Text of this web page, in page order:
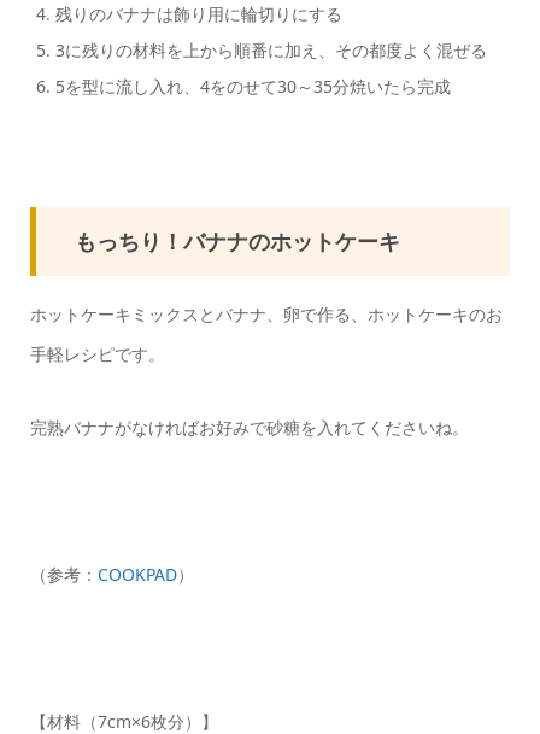
残りのバナナは飾り用に輪切りにする
3に残りの材料を上から順番に加え、その都度よく混ぜる
5を型に流し入れ、4をのせて30～35分焼いたら完成
もっちり！バナナのホットケーキ
ホットケーキミックスとバナナ、卵で作る、ホットケーキのお
手軽レシピです。
完熟バナナがなければお好みで砂糖を入れてくださいね。
（参考： COOKPAD）
【材料（7cm×6枚分）】